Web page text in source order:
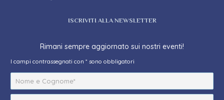
ISCRIVITI ALLA NEWSLETTER
Rimani sempre aggiornato sui nostri eventi!
I campi contrassegnati con * sono obbligatori